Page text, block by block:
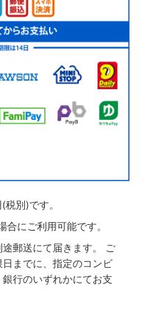
別)です。
にご利用可能です。
郵送にて届きます。 ご
までに、指定のコンビ
行のいずれかにてお支